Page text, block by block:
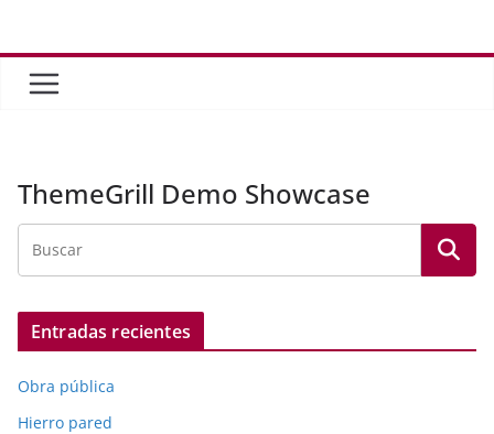
contenido
ThemeGrill Demo Showcase
Entradas recientes
Obra pública
Hierro pared